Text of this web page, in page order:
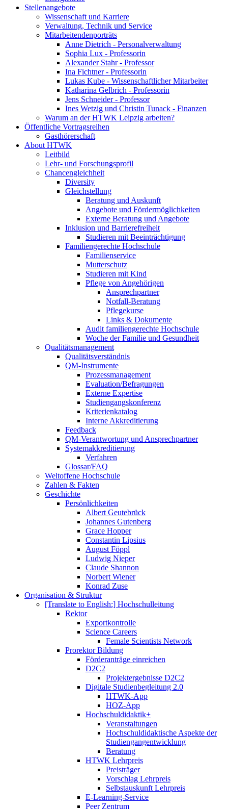
Stellenangebote
Wissenschaft und Karriere
Verwaltung, Technik und Service
Mitarbeitendenporträts
Anne Dietrich - Personalverwaltung
Sophia Lux - Professorin
Alexander Stahr - Professor
Ina Fichtner - Professorin
Lukas Kube - Wissenschaftlicher Mitarbeiter
Katharina Gelbrich - Professorin
Jens Schneider - Professor
Ines Wetzig und Christin Tunack - Finanzen
Warum an der HTWK Leipzig arbeiten?
Öffentliche Vortragsreihen
Gasthörerschaft
About HTWK
Leitbild
Lehr- und Forschungsprofil
Chancengleichheit
Diversity
Gleichstellung
Beratung und Auskunft
Angebote und Fördermöglichkeiten
Externe Beratung und Angebote
Inklusion und Barrierefreiheit
Studieren mit Beeinträchtigung
Familiengerechte Hochschule
Familienservice
Mutterschutz
Studieren mit Kind
Pflege von Angehörigen
Ansprechpartner
Notfall-Beratung
Pflegekurse
Links & Dokumente
Audit familiengerechte Hochschule
Woche der Familie und Gesundheit
Qualitätsmanagement
Qualitätsverständnis
QM-Instrumente
Prozessmanagement
Evaluation/Befragungen
Externe Expertise
Studiengangskonferenz
Kriterienkatalog
Interne Akkreditierung
Feedback
QM-Verantwortung und Ansprechpartner
Systemakkreditierung
Verfahren
Glossar/FAQ
Weltoffene Hochschule
Zahlen & Fakten
Geschichte
Persönlichkeiten
Albert Geutebrück
Johannes Gutenberg
Grace Hopper
Constantin Lipsius
August Föppl
Ludwig Nieper
Claude Shannon
Norbert Wiener
Konrad Zuse
Organisation & Struktur
[Translate to English:] Hochschulleitung
Rektor
Exportkontrolle
Science Careers
Female Scientists Network
Prorektor Bildung
Förderanträge einreichen
D2C2
Projektergebnisse D2C2
Digitale Studienbegleitung 2.0
HTWK-App
HOZ-App
Hochschuldidaktik+
Veranstaltungen
Hochschuldidaktische Aspekte der
Studiengangentwicklung
Beratung
HTWK Lehrpreis
Preisträger
Vorschlag Lehrpreis
Selbstauskunft Lehrpreis
E-Learning-Service
Peer Zentrum